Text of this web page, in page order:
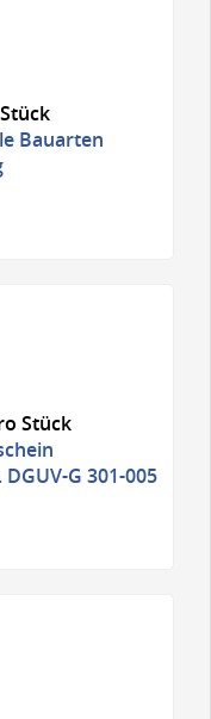
Bauarten
Stück
G 301-005